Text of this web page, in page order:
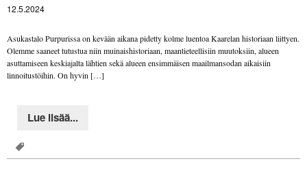
12.5.2024
Asukastalo Purpurissa on kevään aikana pidetty kolme luentoa Kaarelan historiaan liittyen.
Olemme saaneet tutustua niin muinaishistoriaan, maantieteellisiin muutoksiin, alueen
asuttamiseen keskiajalta lähtien sekä alueen ensimmäisen maailmansodan aikaisiin
linnoitustöihin. On hyvin […]
Lue lisää...